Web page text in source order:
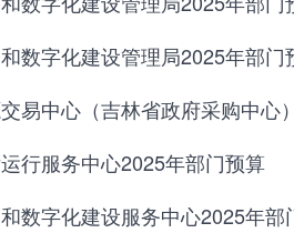
数字化建设管理局2025年部门
易中心（吉林省政府采购中心
行服务中心2025年部门预算
数字化建设服务中心2025年部